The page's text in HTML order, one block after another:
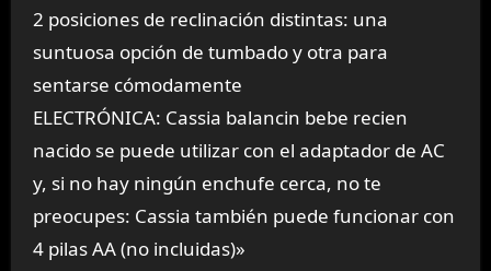
2 posiciones de reclinación distintas: una
suntuosa opción de tumbado y otra para
sentarse cómodamente
ELECTRÓNICA: Cassia balancin bebe recien
nacido se puede utilizar con el adaptador de AC
y, si no hay ningún enchufe cerca, no te
preocupes: Cassia también puede funcionar con
4 pilas AA (no incluidas)»